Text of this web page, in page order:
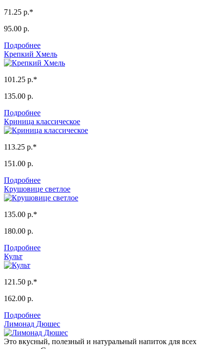
71.25 р.*
95.00 р.
Подробнее
Крепкий Хмель
101.25 р.*
135.00 р.
Подробнее
Криница классическое
113.25 р.*
151.00 р.
Подробнее
Крушовице светлое
135.00 р.*
180.00 р.
Подробнее
Культ
121.50 р.*
162.00 р.
Подробнее
Лимонад Дюшес
Это вкусный, полезный и натуральный напиток для всех